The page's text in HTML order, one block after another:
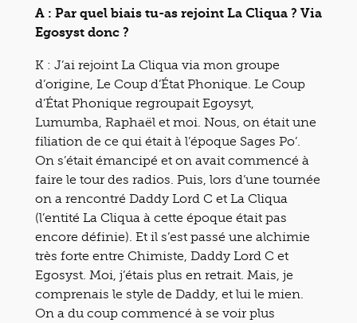
A : Par quel biais tu-as rejoint La Cliqua ? Via
Egosyst donc ?
K : J’ai rejoint La Cliqua via mon groupe
d’origine, Le Coup d’État Phonique. Le Coup
d’État Phonique regroupait Egoysyt,
Lumumba, Raphaël et moi. Nous, on était une
filiation de ce qui était à l’époque Sages Po’.
On s’était émancipé et on avait commencé à
faire le tour des radios. Puis, lors d’une tournée
on a rencontré Daddy Lord C et La Cliqua
(l’entité La Cliqua à cette époque était pas
encore définie). Et il s’est passé une alchimie
très forte entre Chimiste, Daddy Lord C et
Egosyst. Moi, j’étais plus en retrait. Mais, je
comprenais le style de Daddy, et lui le mien.
On a du coup commencé à se voir plus